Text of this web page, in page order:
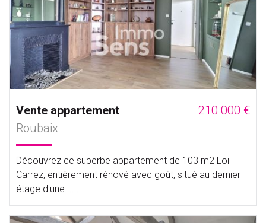
Vente appartement
210 000 €
Roubaix
Découvrez ce superbe appartement de 103 m2 Loi
Carrez, entièrement rénové avec goût, situé au dernier
étage d'une......